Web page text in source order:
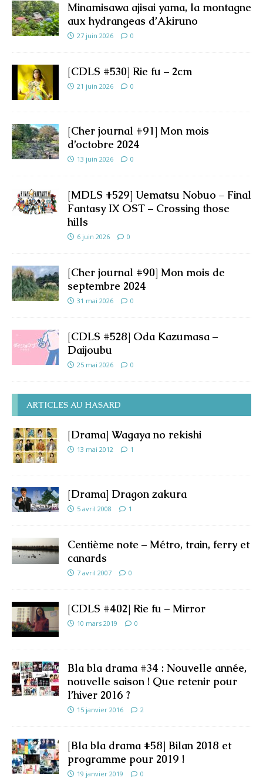
Minamisawa ajisai yama, la montagne
aux hydrangeas d’Akiruno
27 juin 2026 0
[CDLS #530] Rie fu – 2cm
21 juin 2026 0
[Cher journal #91] Mon mois
d’octobre 2024
13 juin 2026 0
[MDLS #529] Uematsu Nobuo – Final
Fantasy IX OST – Crossing those
hills
6 juin 2026 0
[Cher journal #90] Mon mois de
septembre 2024
31 mai 2026 0
[CDLS #528] Oda Kazumasa –
Daijoubu
25 mai 2026 0
ARTICLES AU HASARD
[Drama] Wagaya no rekishi
13 mai 2012 1
[Drama] Dragon zakura
5 avril 2008 1
Centième note – Métro, train, ferry et
canards
7 avril 2007 0
[CDLS #402] Rie fu – Mirror
10 mars 2019 0
Bla bla drama #34 : Nouvelle année,
nouvelle saison ! Que retenir pour
l’hiver 2016 ?
15 janvier 2016 2
[Bla bla drama #58] Bilan 2018 et
programme pour 2019 !
19 janvier 2019 0